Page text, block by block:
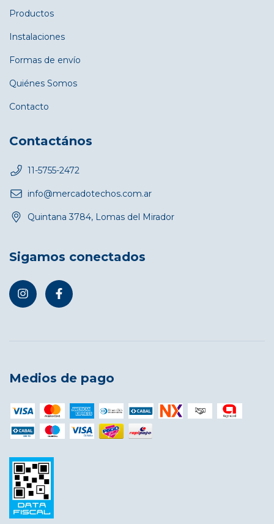
Productos
Instalaciones
Formas de envío
Quiénes Somos
Contacto
Contactános
11-5755-2472
info@mercadotechos.com.ar
Quintana 3784, Lomas del Mirador
Sigamos conectados
Medios de pago